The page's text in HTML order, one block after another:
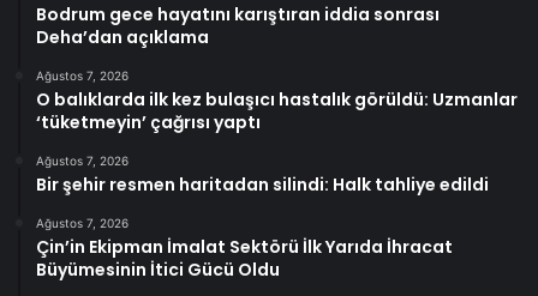
Bodrum gece hayatını karıştıran iddia sonrası
Deha’dan açıklama
Ağustos 7, 2026
O balıklarda ilk kez bulaşıcı hastalık görüldü: Uzmanlar
‘tüketmeyin’ çağrısı yaptı
Ağustos 7, 2026
Bir şehir resmen haritadan silindi: Halk tahliye edildi
Ağustos 7, 2026
Çin’in Ekipman İmalat Sektörü İlk Yarıda İhracat
Büyümesinin İtici Gücü Oldu